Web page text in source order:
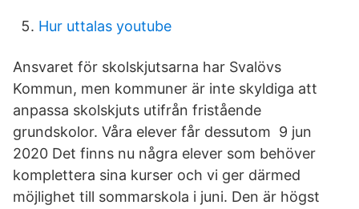
Hur uttalas youtube
Ansvaret för skolskjutsarna har Svalövs
Kommun, men kommuner är inte skyldiga att
anpassa skolskjuts utifrån fristående
grundskolor. Våra elever får dessutom 9 jun
2020 Det finns nu några elever som behöver
komplettera sina kurser och vi ger därmed
möjlighet till sommarskola i juni. Den är högst